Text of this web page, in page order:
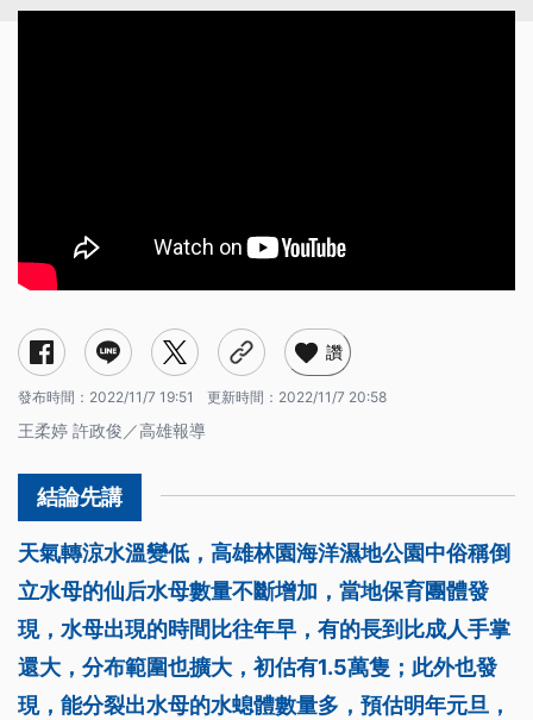
讚
發布時間： 2022/11/7 19:51 更新時間： 2022/11/7 20:58
王柔婷 許政俊／高雄報導
天氣轉涼水溫變低，高雄林園海洋濕地公園中俗稱倒
立水母的仙后水母數量不斷增加，當地保育團體發
現，水母出現的時間比往年早，有的長到比成人手掌
還大，分布範圍也擴大，初估有1.5萬隻；此外也發
現，能分裂出水母的水螅體數量多，預估明年元旦，